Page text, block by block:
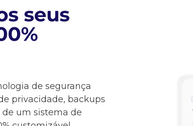
seus
de segurança
privacidade, backups
um sistema de